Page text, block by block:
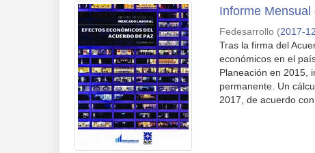
Informe
Fedesarrollo (2017-
Tras la firma del
económicos en el
Planeación en 2015,
permanente. Un
2017, de acuerdo